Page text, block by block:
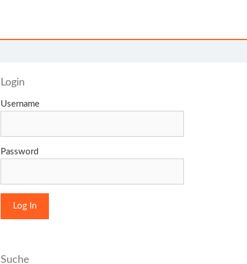
Login
Username
Password
Suche